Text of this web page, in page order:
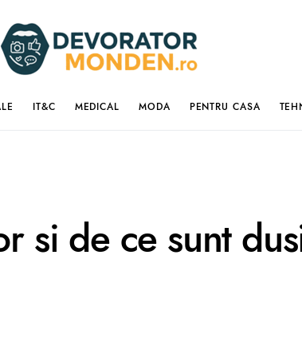
IT&C MEDICAL MODA PENTRU CASA
si de ce sunt